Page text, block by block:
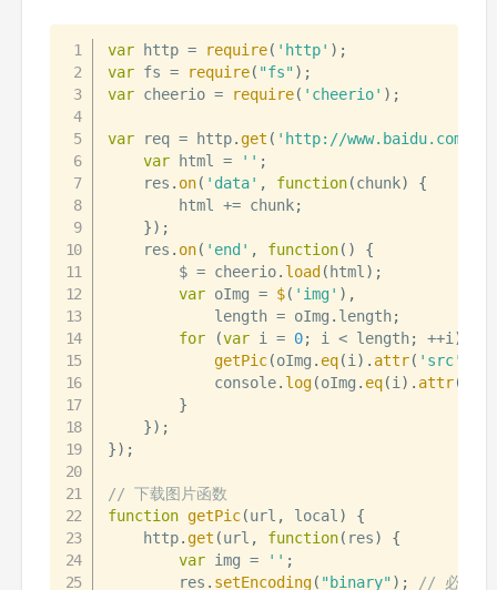
var http = require( 'http' ) ;
var fs = require( "fs") ;
var cheerio = require( 'cheerio' ) ;
var req = http. get ( 'http://www.baidu.com'
var html = '' ;
    res
. on( 'data' , function(chunk)
{
        html
+= chunk;
}) ;
    res
. on( 'end' , function( )
{
        $
= cheerio. load ( html ) ;
var oImg = $( 'img' ) ,
            length
= oImg . length;
for
(var i = 0; i < length; ++i )
getPic(oImg . eq(i ) . attr( 'src'
            console
. log(oImg . eq(i ) . attr(
}
}) ;
}) ;
// 下载图片函数
function getPic(url , local )
{
    http
. get (url , function( res)
{
var img = '' ;
        res
. setEncoding( "binary") ; // 必须设